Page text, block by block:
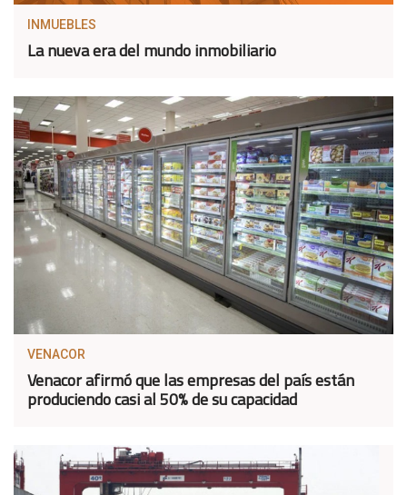
INMUEBLES
La nueva era del mundo inmobiliario
VENACOR
Venacor afirmó que las empresas del país están
produciendo casi al 50% de su capacidad